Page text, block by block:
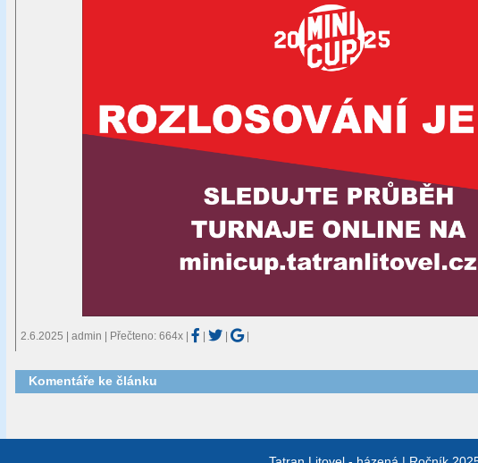
2.6.2025 | admin | Přečteno: 664x |
Komentáře ke článku